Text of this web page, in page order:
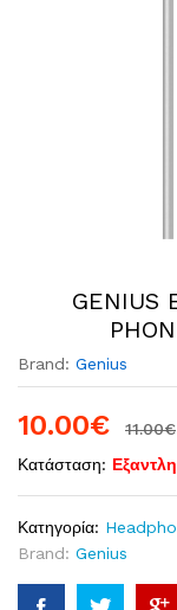
GENIUS
Brand: Genius
10.00€ 11.00€
Κατάσταση:
Κατηγορία:
Brand: Genius